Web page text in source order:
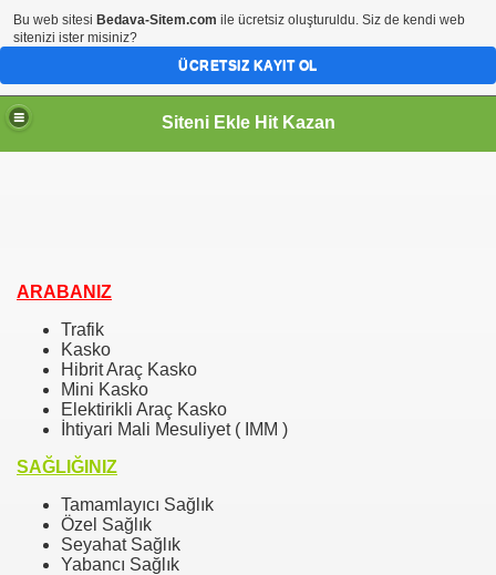
Siteni Ekle Hit Kazan
ARABANIZ
Trafik
Kasko
Hibrit Araç Kasko
Mini Kasko
Elektirikli Araç Kasko
İhtiyari Mali Mesuliyet ( IMM )
SAĞLIĞINIZ
Tamamlayıcı Sağlık
Özel Sağlık
Seyahat Sağlık
Yabancı Sağlık
Bu web sitesi Bedava-Sitem.com ile ücretsiz oluşturuldu. Siz de kendi web
sitenizi ister misiniz?
ÜCRETSIZ KAYIT OL